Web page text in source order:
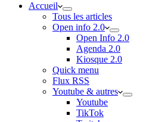
Accueil
Tous les articles
Open info 2.0
Open Info 2.0
Agenda 2.0
Kiosque 2.0
Quick menu
Flux RSS
Youtube & autres
Youtube
TikTok